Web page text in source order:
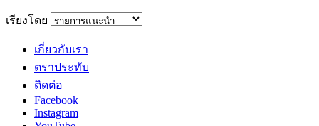
เรียงโดย
เกี่ยวกับเรา
ตราประทับ
ติดต่อ
Facebook
Instagram